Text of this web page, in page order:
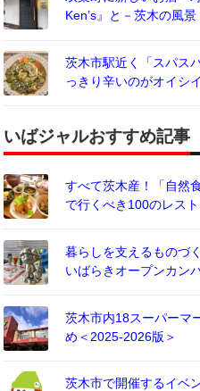
Ken’s』と－茨木の風景
茨木市駅近く「スパス
っきり辛いのがオイシイ
いばジャルおすすめ記事
すべて茨木産！「自然
で行くべき100のレス
暮らしを支えるものづ
いばらきオープンカン
茨木市内18スーパーマ
め＜2025-2026版＞
茨木市で開催するイベ